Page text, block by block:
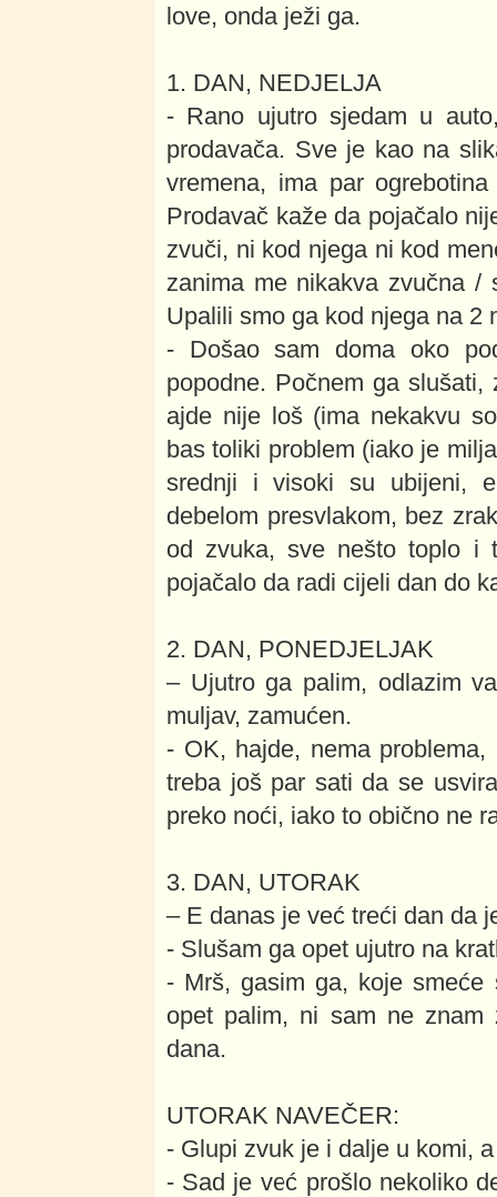
love, onda ježi ga.
1. DAN, NEDJELJA
- Rano ujutro sjedam u
prodavača. Sve je kao na
vremena, ima par
Prodavač kaže da pojačalo
zvuči, ni kod njega ni kod
zanima me nikakva zvučna /
Upalili smo ga kod njega na 2
- Došao sam doma oko
popodne. Počnem ga
ajde nije loš (ima nekakvu
bas toliki problem (iako je
srednji i visoki su ubijeni,
debelom presvlakom, bez
od zvuka, sve nešto toplo i
pojačalo da radi cijeli dan do
2. DAN, PONEDJELJAK
– Ujutro ga palim, odlazim
muljav, zamućen.
- OK, hajde, nema
treba još par sati da se
preko noći, iako to obično ne
3. DAN, UTORAK
– E danas je već treći dan da
- Slušam ga opet ujutro na
- Mrš, gasim ga, koje
opet palim, ni sam ne znam
dana.
UTORAK NAVEČER:
- Glupi zvuk je i dalje u komi,
- Sad je već prošlo nekoliko